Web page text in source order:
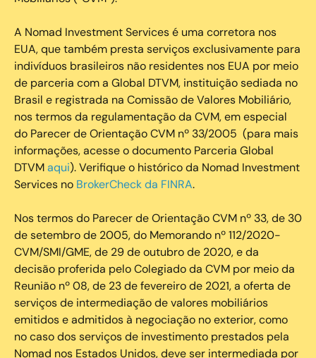
‍A Nomad Investment Services é uma corretora nos
EUA, que também presta serviços exclusivamente para
indivíduos brasileiros não residentes nos EUA por meio
de parceria com a Global DTVM, instituição sediada no
Brasil e registrada na Comissão de Valores Mobiliário,
nos termos da regulamentação da CVM, em especial
do Parecer de Orientação CVM nº 33/2005 (para mais
informações, acesse o documento Parceria Global
DTVMaqui). Verifique o histórico da Nomad Investment
Services no BrokerCheck da FINRA.
Nos termos do Parecer de Orientação CVM nº 33, de 30
de setembro de 2005, do Memorando nº 112/2020-
CVM/SMI/GME, de 29 de outubro de 2020, e da
decisão proferida pelo Colegiado da CVM por meio da
Reunião nº 08, de 23 de fevereiro de 2021, a oferta de
serviços de intermediação de valores mobiliários
emitidos e admitidos à negociação no exterior, como
no caso dos serviços de investimento prestados pela
Nomad nos Estados Unidos, deve ser intermediada por